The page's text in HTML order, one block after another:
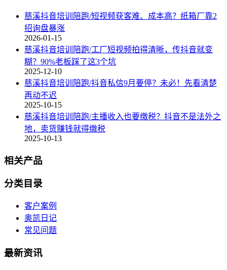
慈溪抖音培训陪跑/短视频获客难、成本高？纸箱厂靠2
招询盘暴涨
2026-01-15
慈溪抖音培训陪跑/工厂短视频拍得清晰，传抖音就变
糊？90%老板踩了这3个坑
2025-12-10
慈溪抖音培训陪跑/抖音私信9月要停？未必！先看清楚
再动不迟
2025-10-15
慈溪抖音培训陪跑/主播收入也要缴税？抖音不是法外之
地，卖货赚钱就得缴税
2025-10-13
相关产品
分类目录
客户案例
奥凯日记
常见问题
最新资讯